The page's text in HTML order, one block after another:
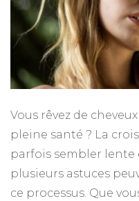
Vous rêvez de
pleine santé ? La
parfois sembler lente
plusieurs astuces
ce processus. Que